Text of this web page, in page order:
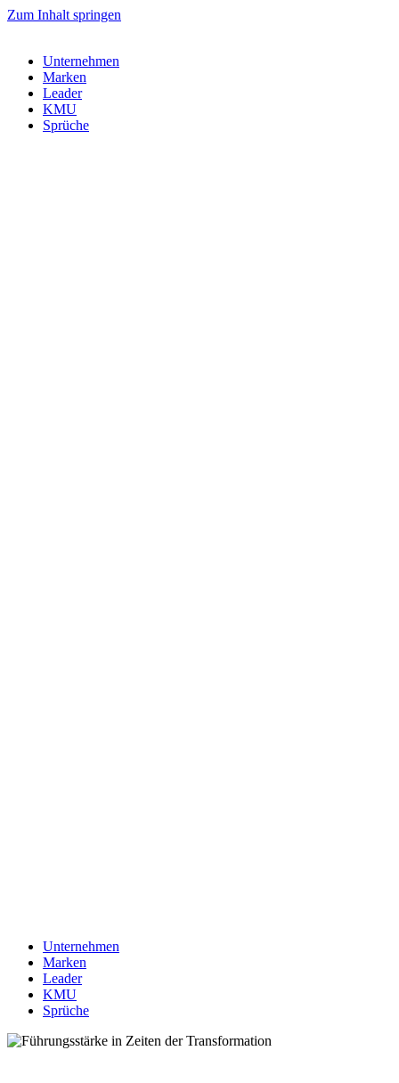
Zum Inhalt springen
Unternehmen
Marken
Leader
KMU
Sprüche
Unternehmen
Marken
Leader
KMU
Sprüche